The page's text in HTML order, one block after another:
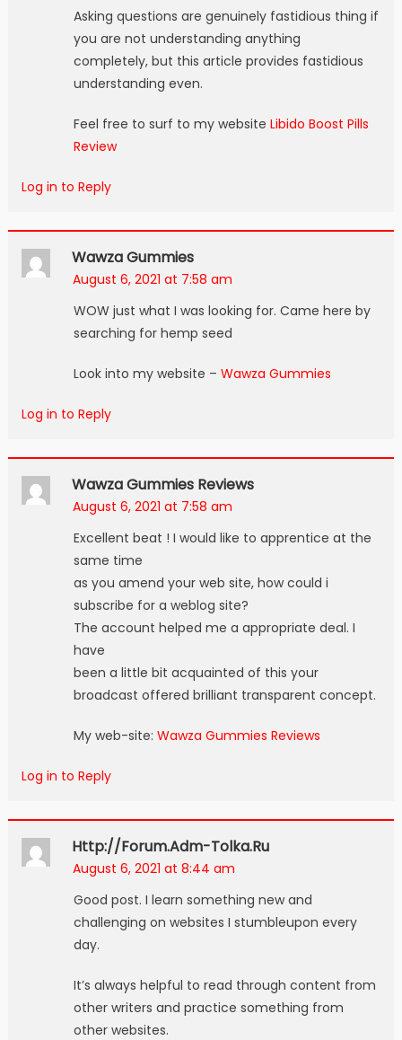
Asking questions are genuinely fastidious thing if
you are not understanding anything
completely, but this article provides fastidious
understanding even.
Feel free to surf to my website Libido Boost Pills
Review
Log in to Reply
Wawza Gummies
August 6, 2021 at 7:58 am
WOW just what I was looking for. Came here by
searching for hemp seed
Look into my website – Wawza Gummies
Log in to Reply
Wawza Gummies Reviews
August 6, 2021 at 7:58 am
Excellent beat ! I would like to apprentice at the
same time
as you amend your web site, how could i
subscribe for a weblog site?
The account helped me a appropriate deal. I
have
been a little bit acquainted of this your
broadcast offered brilliant transparent concept.
My web-site: Wawza Gummies Reviews
Log in to Reply
Http://forum.adm-Tolka.ru
August 6, 2021 at 8:44 am
Good post. I learn something new and
challenging on websites I stumbleupon every
day.
It’s always helpful to read through content from
other writers and practice something from
other websites.